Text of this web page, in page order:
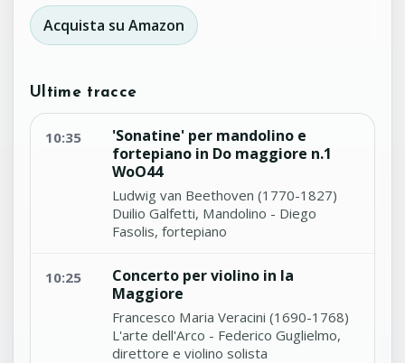
Acquista su Amazon
Ultime tracce
10:35
'Sonatine' per mandolino e
fortepiano in Do maggiore n.1
WoO44
Ludwig van Beethoven (1770-1827)
Duilio Galfetti, Mandolino - Diego
Fasolis, fortepiano
10:25
Concerto per violino in la
Maggiore
Francesco Maria Veracini (1690-1768)
L'arte dell'Arco - Federico Guglielmo,
direttore e violino solista